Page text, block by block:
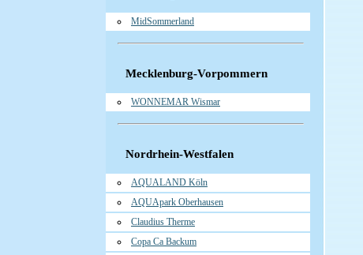
MidSommerland
Mecklenburg-Vorpommern
WONNEMAR Wismar
Nordrhein-Westfalen
AQUALAND Köln
AQUApark Oberhausen
Claudius Therme
Copa Ca Backum